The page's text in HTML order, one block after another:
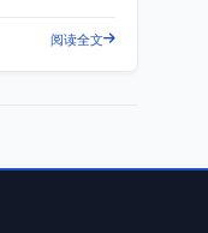
阅读全文